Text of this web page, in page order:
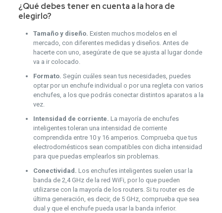
¿Qué debes tener en cuenta a la hora de
elegirlo?
Tamaño y diseño. Existen muchos modelos en el
mercado, con diferentes medidas y diseños. Antes de
hacerte con uno, asegúrate de que se ajusta al lugar donde
va a ir colocado.
Formato. Según cuáles sean tus necesidades, puedes
optar por un enchufe individual o por una regleta con varios
enchufes, a los que podrás conectar distintos aparatos a la
vez.
Intensidad de corriente. La mayoría de enchufes
inteligentes toleran una intensidad de corriente
comprendida entre 10 y 16 amperios. Comprueba que tus
electrodomésticos sean compatibles con dicha intensidad
para que puedas emplearlos sin problemas.
Conectividad. Los enchufes inteligentes suelen usar la
banda de 2,4 GHz de la red WiFi, por lo que pueden
utilizarse con la mayoría de los routers. Si tu router es de
última generación, es decir, de 5 GHz, comprueba que sea
dual y que el enchufe pueda usar la banda inferior.